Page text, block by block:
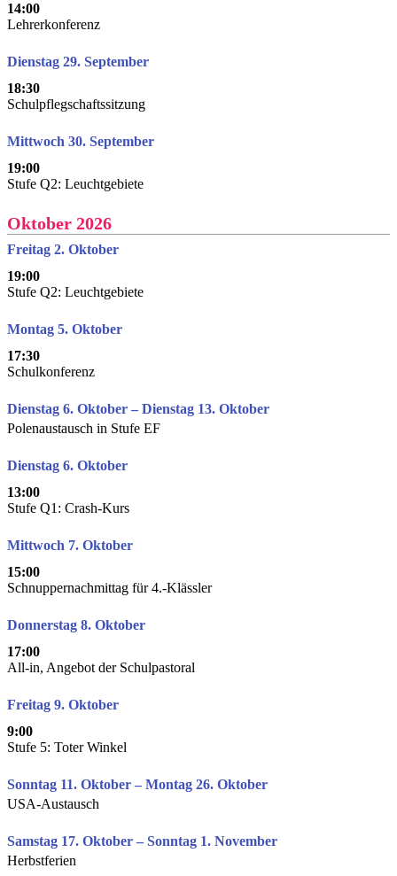
14:00
Lehrerkonferenz
Dienstag 29. September
18:30
Schulpflegschaftssitzung
Mittwoch 30. September
19:00
Stufe Q2: Leuchtgebiete
Oktober 2026
Freitag 2. Oktober
19:00
Stufe Q2: Leuchtgebiete
Montag 5. Oktober
17:30
Schulkonferenz
Dienstag 6. Oktober – Dienstag 13. Oktober
Polenaustausch in Stufe EF
Dienstag 6. Oktober
13:00
Stufe Q1: Crash-Kurs
Mittwoch 7. Oktober
15:00
Schnuppernachmittag für 4.-Klässler
Donnerstag 8. Oktober
17:00
All-in, Angebot der Schulpastoral
Freitag 9. Oktober
9:00
Stufe 5: Toter Winkel
Sonntag 11. Oktober – Montag 26. Oktober
USA-Austausch
Samstag 17. Oktober – Sonntag 1. November
Herbstferien